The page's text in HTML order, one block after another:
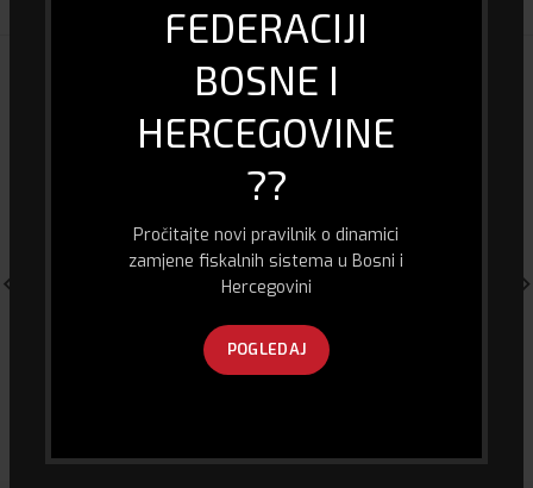
FEDERACIJI
BOSNE I
HERCEGOVINE
??
Pročitajte novi pravilnik o dinamici
zamjene fiskalnih sistema u Bosni i
Hercegovini
POGLEDAJ